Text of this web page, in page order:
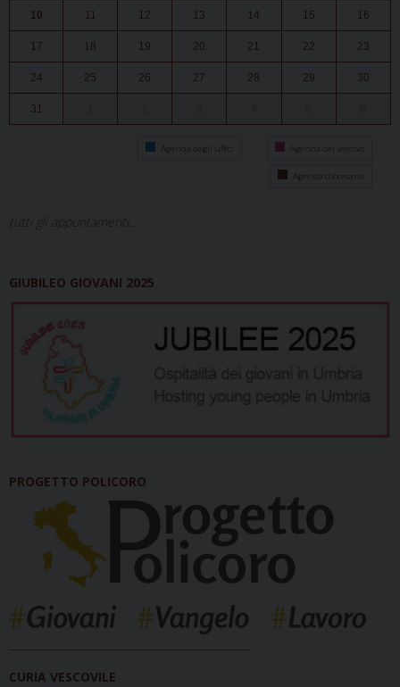
10 11 12 13 14 15 16
17 18 19 20 21 22 23
24 25 26 27 28 29 30
31
Agenda degli uffici Agenda del vescovo
Agenda diocesana
tutti gli appuntamenti...
GIUBILEO GIOVANI 2025
PROGETTO POLICORO
CURIA VESCOVILE